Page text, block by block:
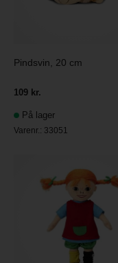
Pindsvin, 20 cm
109 kr.
På lager
Varenr.: 33051